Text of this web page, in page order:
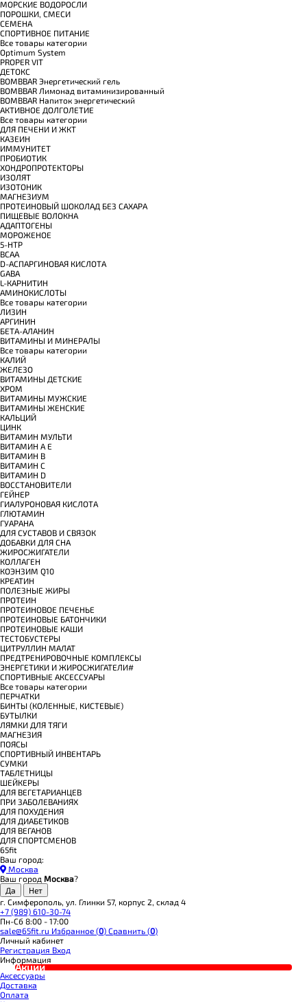
МОРСКИЕ ВОДОРОСЛИ
ПОРОШКИ, СМЕСИ
СЕМЕНА
СПОРТИВНОЕ ПИТАНИЕ
Все товары категории
Optimum System
PROPER VIT
ДЕТОКС
BOMBBAR Энергетический гель
BOMBBAR Лимонад витаминизированный
BOMBBAR Напиток энергетический
АКТИВНОЕ ДОЛГОЛЕТИЕ
Все товары категории
ДЛЯ ПЕЧЕНИ И ЖКТ
КАЗЕИН
ИММУНИТЕТ
ПРОБИОТИК
ХОНДРОПРОТЕКТОРЫ
ИЗОЛЯТ
ИЗОТОНИК
МАГНЕЗИУМ
ПРОТЕИНОВЫЙ ШОКОЛАД БЕЗ САХАРА
ПИЩЕВЫЕ ВОЛОКНА
АДАПТОГЕНЫ
МОРОЖЕНОЕ
5-HTP
BCAA
D-АСПАРГИНОВАЯ КИСЛОТА
GABA
L-КАРНИТИН
АМИНОКИСЛОТЫ
Все товары категории
ЛИЗИН
АРГИНИН
БЕТА-АЛАНИН
ВИТАМИНЫ И МИНЕРАЛЫ
Все товары категории
КАЛИЙ
ЖЕЛЕЗО
ВИТАМИНЫ ДЕТСКИЕ
ХРОМ
ВИТАМИНЫ МУЖСКИЕ
ВИТАМИНЫ ЖЕНСКИЕ
КАЛЬЦИЙ
ЦИНК
ВИТАМИН МУЛЬТИ
ВИТАМИН A E
ВИТАМИН B
ВИТАМИН C
ВИТАМИН D
ВОССТАНОВИТЕЛИ
ГЕЙНЕР
ГИАЛУРОНОВАЯ КИСЛОТА
ГЛЮТАМИН
ГУАРАНА
ДЛЯ СУСТАВОВ И СВЯЗОК
ДОБАВКИ ДЛЯ СНА
ЖИРОСЖИГАТЕЛИ
КОЛЛАГЕН
КОЭНЗИМ Q10
КРЕАТИН
ПОЛЕЗНЫЕ ЖИРЫ
ПРОТЕИН
ПРОТЕИНОВОЕ ПЕЧЕНЬЕ
ПРОТЕИНОВЫЕ БАТОНЧИКИ
ПРОТЕИНОВЫЕ КАШИ
ТЕСТОБУСТЕРЫ
ЦИТРУЛЛИН МАЛАТ
ПРЕДТРЕНИРОВОЧНЫЕ КОМПЛЕКСЫ
ЭНЕРГЕТИКИ И ЖИРОСЖИГАТЕЛИ#
СПОРТИВНЫЕ АКСЕССУАРЫ
Все товары категории
ПЕРЧАТКИ
БИНТЫ (КОЛЕННЫЕ, КИСТЕВЫЕ)
БУТЫЛКИ
ЛЯМКИ ДЛЯ ТЯГИ
МАГНЕЗИЯ
ПОЯСЫ
СПОРТИВНЫЙ ИНВЕНТАРЬ
СУМКИ
ТАБЛЕТНИЦЫ
ШЕЙКЕРЫ
ДЛЯ ВЕГЕТАРИАНЦЕВ
ПРИ ЗАБОЛЕВАНИЯХ
ДЛЯ ПОХУДЕНИЯ
ДЛЯ ДИАБЕТИКОВ
ДЛЯ ВЕГАНОВ
ДЛЯ СПОРТСМЕНОВ
65fit
Ваш город:
Москва
Ваш город Москва?
г. Симферополь, ул. Глинки 57, корпус 2, склад 4
+7 (989) 610-30-74
Пн-Сб 8:00 - 17:00
sale@65fit.ru Избранное (0) Сравнить (0)
Личный кабинет
Регистрация Вход
Информация
Акции
Аксессуары
Доставка
Оплата